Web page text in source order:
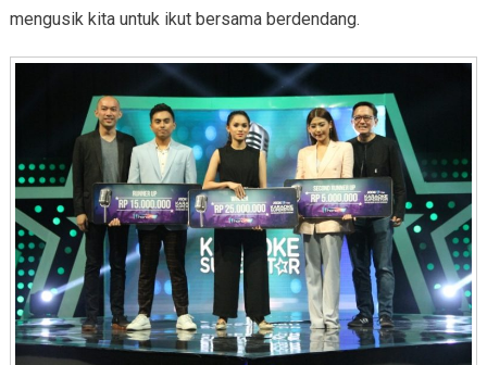
mengusik kita untuk ikut bersama berdendang.